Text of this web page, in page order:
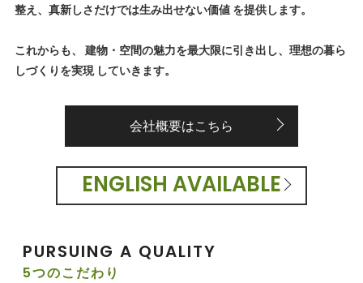
整え、真新しさだけでは生み出せない価値 を提供します。
これからも、 建物・空間の魅力を最大限に引き出し、理想の暮ら
しづくりを実現 していきます。
会社概要はこちら
ENGLISH AVAILABLE
PURSUING A QUALITY
5つのこだわり